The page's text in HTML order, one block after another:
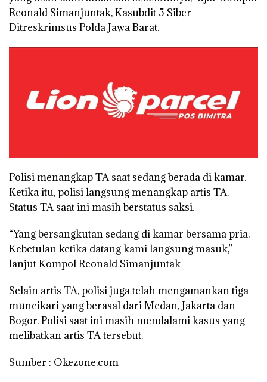
Reonald Simanjuntak, Kasubdit 5 Siber
Ditreskrimsus Polda Jawa Barat.
Polisi menangkap TA saat sedang berada di kamar.
Ketika itu, polisi langsung menangkap artis TA.
Status TA saat ini masih berstatus saksi.
“Yang bersangkutan sedang di kamar bersama pria.
Kebetulan ketika datang kami langsung masuk,”
lanjut Kompol Reonald Simanjuntak
Selain artis TA, polisi juga telah mengamankan tiga
muncikari yang berasal dari Medan, Jakarta dan
Bogor. Polisi saat ini masih mendalami kasus yang
melibatkan artis TA tersebut.
Sumber : Okezone.com